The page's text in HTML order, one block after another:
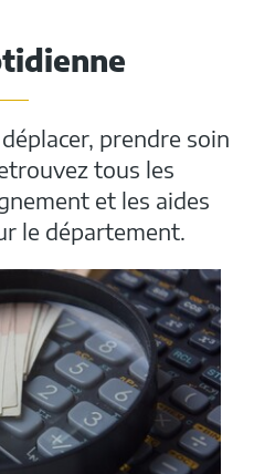
prendre soin
tous les
et les aides
le département.